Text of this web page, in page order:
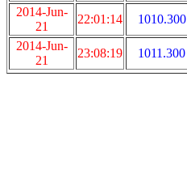
2014-Jun-
21
22:01:14 1010.300
2014-Jun-
21
23:08:19 1011.300